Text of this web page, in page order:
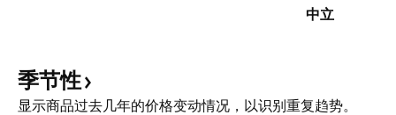
中立
季节性
显示商品过去几年的价格变动情况，以识别重复趋势。